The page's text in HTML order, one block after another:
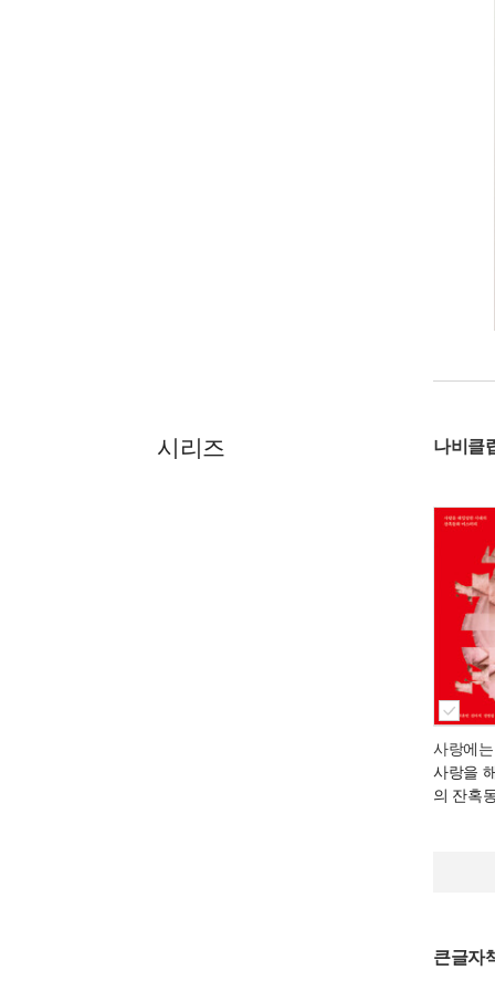
시리즈 나비클
사랑에
사랑을
의 잔혹
큰글자